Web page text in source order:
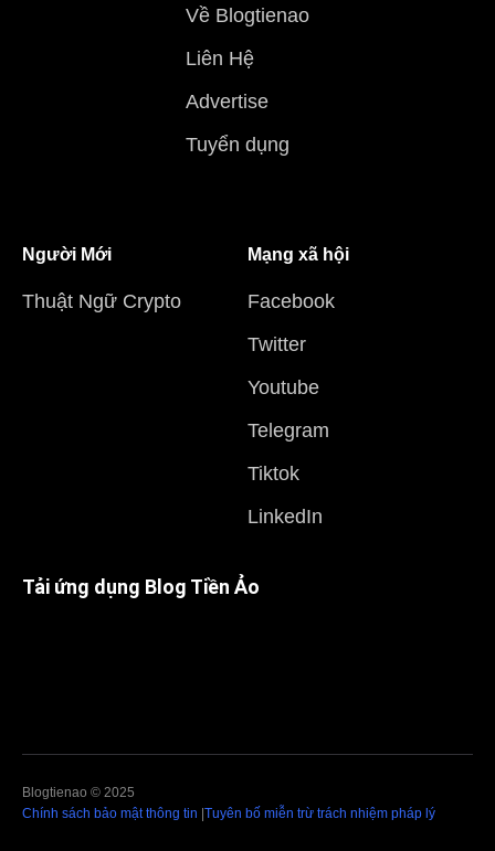
Về Blogtienao
Liên Hệ
Advertise
Tuyển dụng
Người Mới
Thuật Ngữ Crypto
Mạng xã hội
Facebook
Twitter
Youtube
Telegram
Tiktok
LinkedIn
Tải ứng dụng Blog Tiền Ảo
Blogtienao © 2025
Chính sách bảo mật thông tin |Tuyên bố miễn trừ trách nhiệm pháp lý